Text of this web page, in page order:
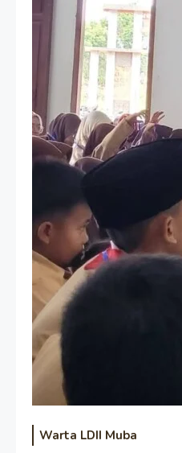
Warta LDII Muba